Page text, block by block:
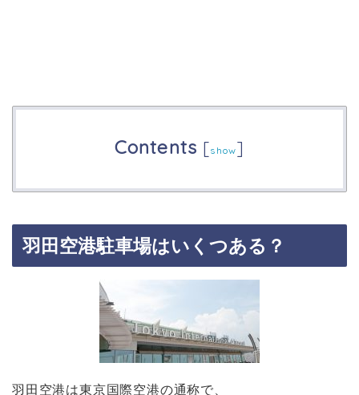
Contents [show]
羽田空港駐車場はいくつある？
羽田空港は東京国際空港の通称で、